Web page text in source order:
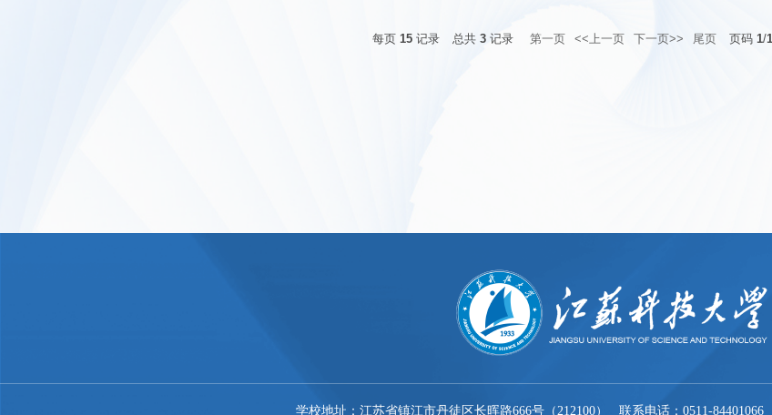
每页 15记录 总共 3记录 第一页 <<上一页 下一页>> 尾页 页码 1/1
学校地址：江苏省镇江市丹徒区长晖路666号（212100） 联系电话：0511-